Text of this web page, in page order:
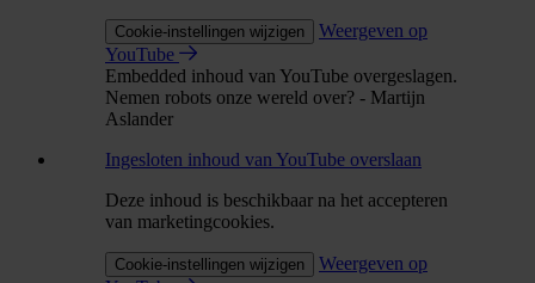
Cookie-instellingen wijzigen
Weergeven op
YouTube
Embedded inhoud van YouTube overgeslagen.
Nemen robots onze wereld over? - Martijn
Aslander
Ingesloten inhoud van YouTube overslaan
Deze inhoud is beschikbaar na het accepteren
van marketingcookies.
Cookie-instellingen wijzigen
Weergeven op